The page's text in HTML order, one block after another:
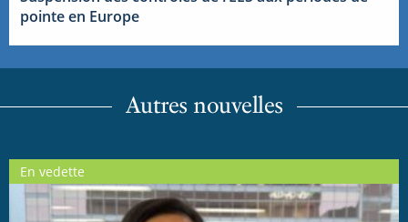
pointe en Europe
Autres nouvelles
En vedette